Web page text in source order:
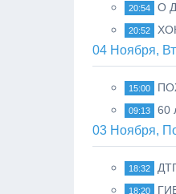
20:54 О
20:52
04 Ноября,
15:00
09:13 60
03 Ноября,
18:32
18:20